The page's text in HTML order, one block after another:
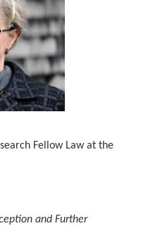
Fellow Law at the
and Further